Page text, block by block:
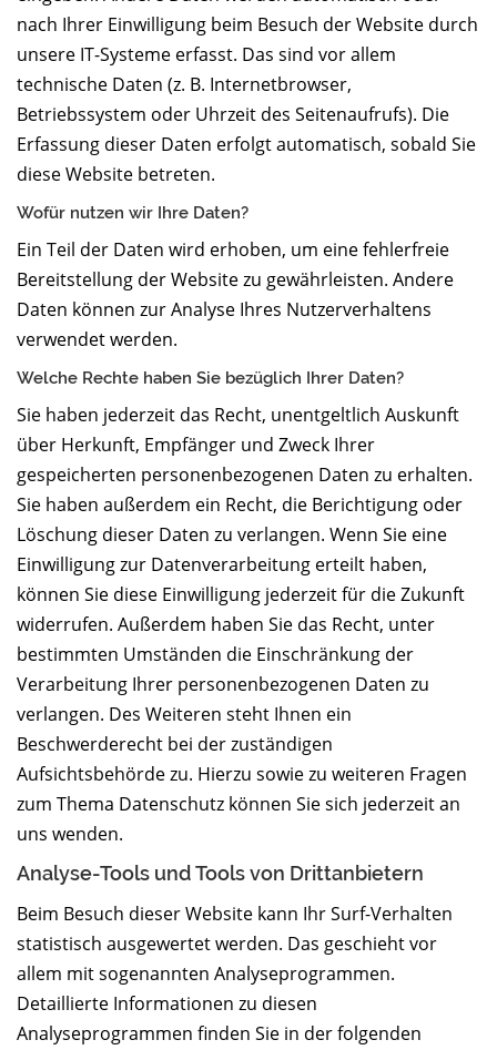
nach Ihrer Einwilligung beim Besuch der Website durch
unsere IT-Systeme erfasst. Das sind vor allem
technische Daten (z. B. Internetbrowser,
Betriebssystem oder Uhrzeit des Seitenaufrufs). Die
Erfassung dieser Daten erfolgt automatisch, sobald Sie
diese Website betreten.
Wofür nutzen wir Ihre Daten?
Ein Teil der Daten wird erhoben, um eine fehlerfreie
Bereitstellung der Website zu gewährleisten. Andere
Daten können zur Analyse Ihres Nutzerverhaltens
verwendet werden.
Welche Rechte haben Sie bezüglich Ihrer Daten?
Sie haben jederzeit das Recht, unentgeltlich Auskunft
über Herkunft, Empfänger und Zweck Ihrer
gespeicherten personenbezogenen Daten zu erhalten.
Sie haben außerdem ein Recht, die Berichtigung oder
Löschung dieser Daten zu verlangen. Wenn Sie eine
Einwilligung zur Datenverarbeitung erteilt haben,
können Sie diese Einwilligung jederzeit für die Zukunft
widerrufen. Außerdem haben Sie das Recht, unter
bestimmten Umständen die Einschränkung der
Verarbeitung Ihrer personenbezogenen Daten zu
verlangen. Des Weiteren steht Ihnen ein
Beschwerderecht bei der zuständigen
Aufsichtsbehörde zu. Hierzu sowie zu weiteren Fragen
zum Thema Datenschutz können Sie sich jederzeit an
uns wenden.
Analyse-Tools und Tools von Dritt­anbietern
Beim Besuch dieser Website kann Ihr Surf-Verhalten
statistisch ausgewertet werden. Das geschieht vor
allem mit sogenannten Analyseprogrammen.
Detaillierte Informationen zu diesen
Analyseprogrammen finden Sie in der folgenden